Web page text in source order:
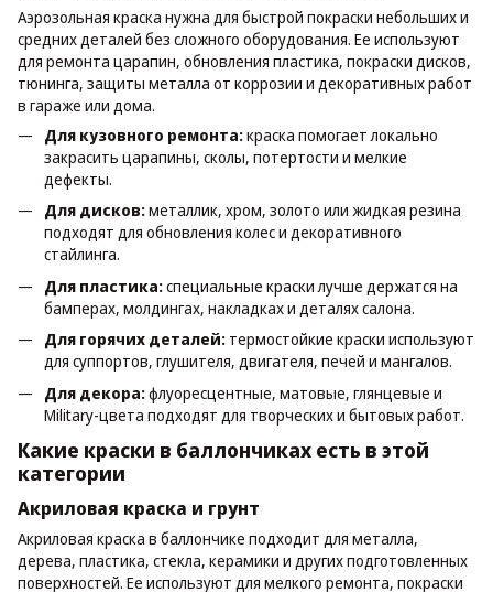
Аэрозольная краска нужна для быстрой покраски небольших и
средних деталей без сложного оборудования. Ее используют
для ремонта царапин, обновления пластика, покраски дисков,
тюнинга, защиты металла от коррозии и декоративных работ
в гараже или дома.
Для кузовного ремонта:краска помогает локально
закрасить царапины, сколы, потертости и мелкие
дефекты.
Для дисков:металлик, хром, золото или жидкая резина
подходят для обновления колес и декоративного
стайлинга.
Для пластика:специальные краски лучше держатся на
бамперах, молдингах, накладках и деталях салона.
Для горячих деталей: термостойкие краски используют
для суппортов, глушителя, двигателя, печей и мангалов.
Для декора:флуоресцентные, матовые, глянцевые и
Military-цвета подходят для творческих и бытовых работ.
Какие краски в баллончиках есть в этой
категории
Акриловая краска и грунт
Акриловая краска в баллончике подходит для металла,
дерева, пластика, стекла, керамики и других подготовленных
поверхностей. Ее используют для мелкого ремонта, покраски